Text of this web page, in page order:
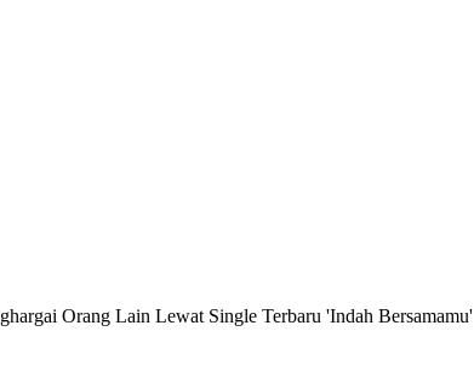
Orang Lain Lewat Single Terbaru 'Indah Bersamamu'